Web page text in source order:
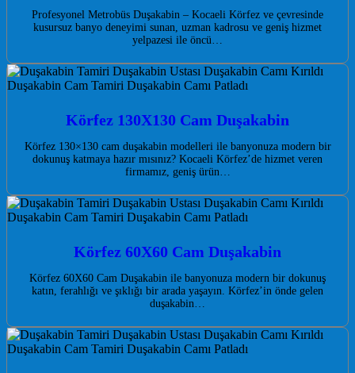
Profesyonel Metrobüs Duşakabin – Kocaeli Körfez ve çevresinde
kusursuz banyo deneyimi sunan, uzman kadrosu ve geniş hizmet
yelpazesi ile öncü…
Körfez 130X130 Cam Duşakabin
Körfez 130×130 cam duşakabin modelleri ile banyonuza modern bir
dokunuş katmaya hazır mısınız? Kocaeli Körfez’de hizmet veren
firmamız, geniş ürün…
Körfez 60X60 Cam Duşakabin
Körfez 60X60 Cam Duşakabin ile banyonuza modern bir dokunuş
katın, ferahlığı ve şıklığı bir arada yaşayın. Körfez’in önde gelen
duşakabin…